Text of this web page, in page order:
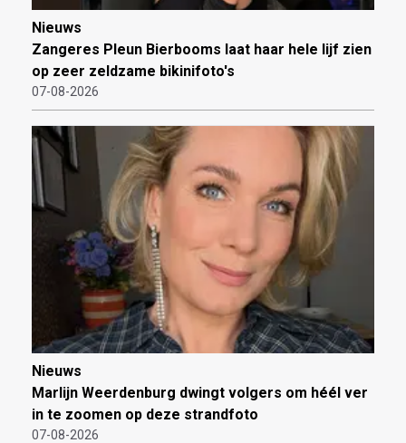
Nieuws
Zangeres Pleun Bierbooms laat haar hele lijf zien
op zeer zeldzame bikinifoto's
07-08-2026
Nieuws
Marlijn Weerdenburg dwingt volgers om héél ver
in te zoomen op deze strandfoto
07-08-2026